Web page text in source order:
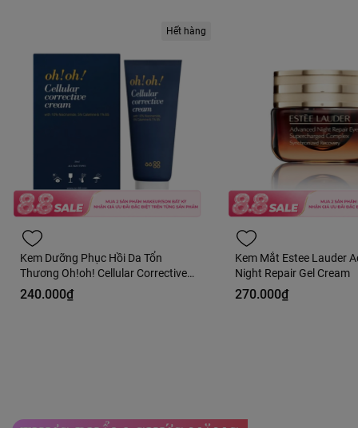
Hết hàng
Kem Dưỡng Phục Hồi Da Tổn
Thương Oh!oh! Cellular Corrective
Cream 30ml Fullbox - Hàng Công
240.000₫
Kem Mắt Estee Lauder
Night Repair Gel Cream
270.000₫